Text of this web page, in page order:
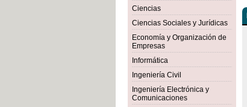
Ciencias
Ciencias Sociales y Jurídicas
Economía y Organización de
Empresas
Informática
Ingeniería Civil
Ingeniería Electrónica y
Comunicaciones